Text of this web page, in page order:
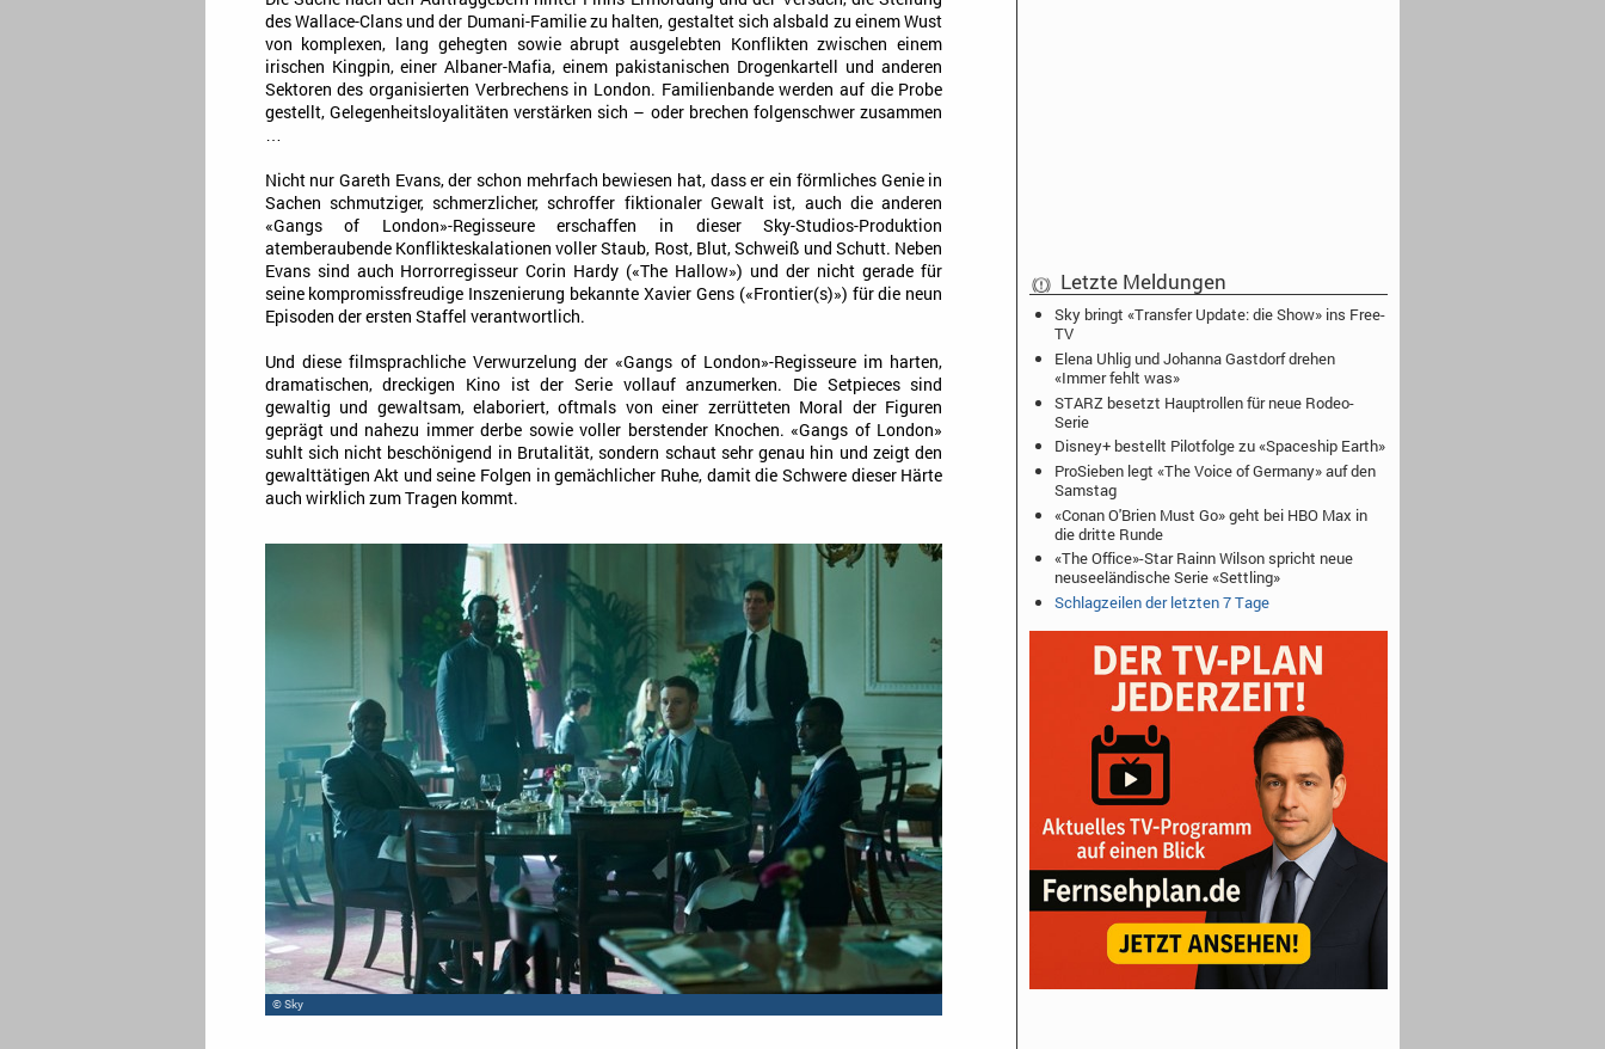
des Wallace-Clans und der Dumani-Familie zu halten, gestaltet sich alsbald zu einem Wust
von komplexen, lang gehegten sowie abrupt ausgelebten Konflikten zwischen einem
irischen Kingpin, einer Albaner-Mafia, einem pakistanischen Drogenkartell und anderen
Sektoren des organisierten Verbrechens in London. Familienbande werden auf die Probe
gestellt, Gelegenheitsloyalitäten verstärken sich – oder brechen folgenschwer zusammen
…
Nicht nur Gareth Evans, der schon mehrfach bewiesen hat, dass er ein förmliches Genie in
Sachen schmutziger, schmerzlicher, schroffer fiktionaler Gewalt ist, auch die anderen
«Gangs of London»-Regisseure erschaffen in dieser Sky-Studios-Produktion
atemberaubende Konflikteskalationen voller Staub, Rost, Blut, Schweiß und Schutt. Neben
Evans sind auch Horrorregisseur Corin Hardy («The Hallow») und der nicht gerade für
seine kompromissfreudige Inszenierung bekannte Xavier Gens («Frontier(s)») für die neun
Episoden der ersten Staffel verantwortlich.
Und diese filmsprachliche Verwurzelung der «Gangs of London»-Regisseure im harten,
dramatischen, dreckigen Kino ist der Serie vollauf anzumerken. Die Setpieces sind
gewaltig und gewaltsam, elaboriert, oftmals von einer zerrütteten Moral der Figuren
geprägt und nahezu immer derbe sowie voller berstender Knochen. «Gangs of London»
suhlt sich nicht beschönigend in Brutalität, sondern schaut sehr genau hin und zeigt den
gewalttätigen Akt und seine Folgen in gemächlicher Ruhe, damit die Schwere dieser Härte
auch wirklich zum Tragen kommt.
© Sky
Letzte Meldungen
Sky bringt «Transfer Update: die Show» ins Free-
TV
Elena Uhlig und Johanna Gastdorf drehen
«Immer fehlt was»
STARZ besetzt Hauptrollen für neue Rodeo-
Serie
Disney+ bestellt Pilotfolge zu «Spaceship Earth»
ProSieben legt «The Voice of Germany» auf den
Samstag
«Conan O'Brien Must Go» geht bei HBO Max in
die dritte Runde
«The Office»-Star Rainn Wilson spricht neue
neuseeländische Serie «Settling»
Schlagzeilen der letzten 7 Tage